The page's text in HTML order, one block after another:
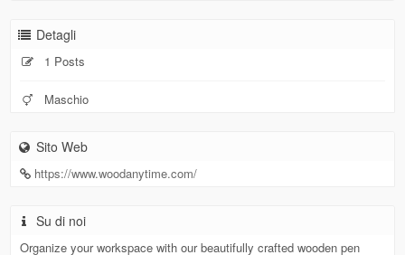
Detagli
1 Posts
Maschio
Sito Web
https://www.woodanytime.com/
Su di noi
Organize your workspace with our beautifully crafted wooden pen